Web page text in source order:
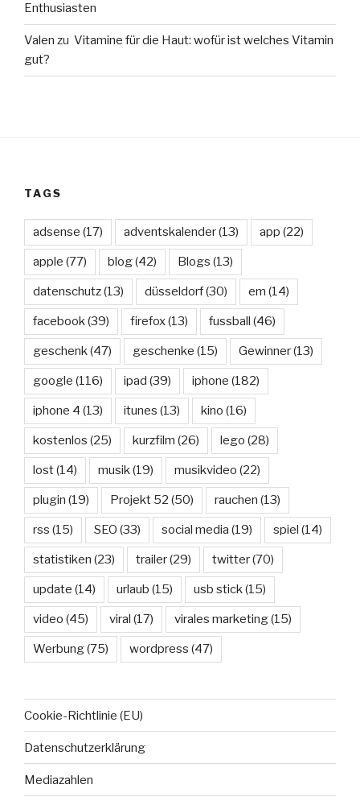
Enthusiasten
Valen zu Vitamine für die Haut: wofür ist welches Vitamin
gut?
TAGS
adsense (17) adventskalender(13) app (22)
apple (77) blog(42) Blogs (13)
datenschutz(13) düsseldorf(30) em (14)
facebook(39) firefox(13) fussball (46)
geschenk(47) geschenke (15) Gewinner(13)
google (116) ipad (39) iphone (182)
iphone 4 (13) itunes (13) kino (16)
kostenlos (25) kurzfilm (26) lego (28)
lost(14) musik(19) musikvideo (22)
plugin (19) Projekt 52 (50) rauchen (13)
rss (15) SEO (33) social media (19) spiel (14)
statistiken (23) trailer(29) twitter(70)
update (14) urlaub (15) usb stick(15)
video (45) viral (17) virales marketing(15)
Werbung(75) wordpress (47)
Cookie-Richtlinie (EU)
Datenschutzerklärung
Mediazahlen